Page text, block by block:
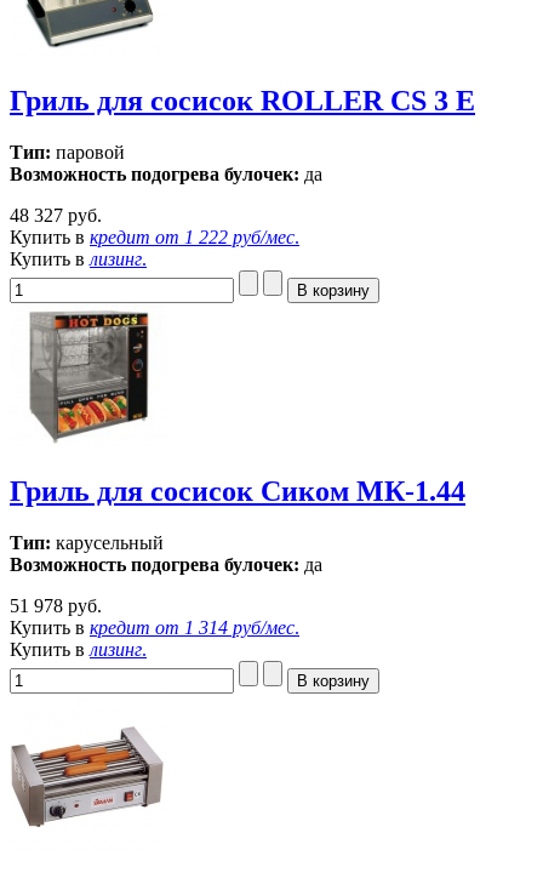
Гриль для сосисок ROLLER CS 3 E
Тип: паровой
Возможность подогрева булочек: да
48 327 руб.
Купить в кредит от 1 222 руб/мес.
Купить в лизинг.
Гриль для сосисок Сиком МК-1.44
Тип: карусельный
Возможность подогрева булочек: да
51 978 руб.
Купить в кредит от 1 314 руб/мес.
Купить в лизинг.